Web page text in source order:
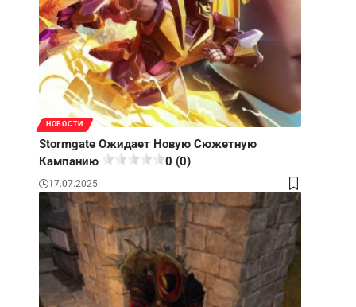
НОВОСТИ
Stormgate Ожидает Новую Сюжетную
Кампанию
0 (0)
17.07.2025